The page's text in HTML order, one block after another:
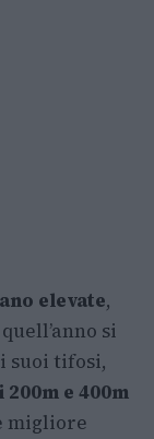
elevate,
si
suoi tifosi,
e 400m
migliore